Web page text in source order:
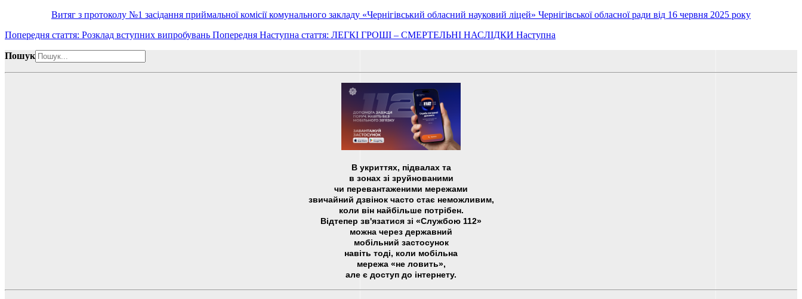
Витяг з протоколу №1 засідання приймальної комісії комунального закладу «Чернігівський обласний науковий ліцей» Чернігівської обласної ради від 16 червня 2025 року
Попередня стаття: Розклад вступних випробувань Попередня Наступна стаття: ЛЕГКІ ГРОШІ – СМЕРТЕЛЬНІ НАСЛІДКИ Наступна
Пошук
В укриттях, підвалах та
в зонах зі зруйнованими
чи перевантаженими мережами
звичайний дзвінок часто стає неможливим,
коли він найбільше потрібен.
Відтепер зв'язатися зі «Службою 112»
можна через державний
мобільний застосунок
навіть тоді, коли мобільна
мережа «не ловить»,
але є доступ до інтернету.